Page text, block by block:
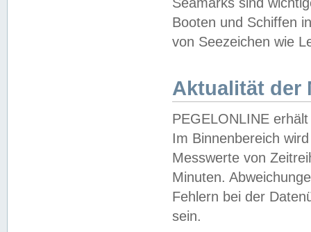
Booten und Schiffen
von Seezeichen wie
Aktualität der
PEGELONLINE
Im Binnenbereich
Messwerte von
Minuten.
Fehlern bei der
sein.